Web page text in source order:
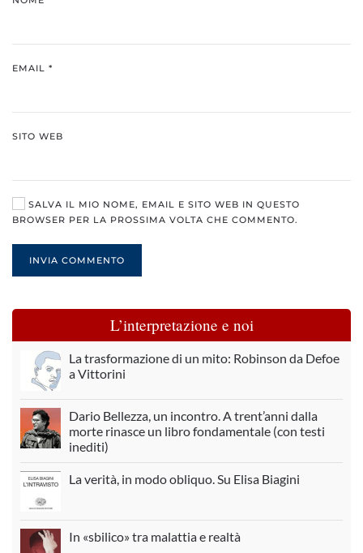
EMAIL *
SITO WEB
SALVA IL MIO NOME, EMAIL E SITO WEB IN QUESTO
BROWSER PER LA PROSSIMA VOLTA CHE COMMENTO.
INVIA COMMENTO
L’interpretazione e noi
La trasformazione di un mito: Robinson da Defoe
a Vittorini
Dario Bellezza, un incontro. A trent’anni dalla
morte rinasce un libro fondamentale (con testi
inediti)
La verità, in modo obliquo. Su Elisa Biagini
In «sbilico» tra malattia e realtà